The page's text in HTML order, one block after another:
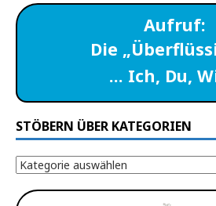
Aufruf:
Die
… Ich, Du,
STÖBERN ÜBER KATEGORIEN